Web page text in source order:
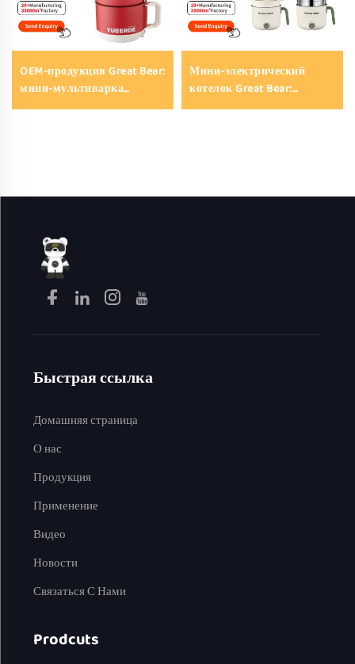
OEM-продукция Great Bear:
мини-мультиварка
объёмом 1,5 л, компактный
домашнего использования
Мини-электрический
котелок Great Bear:
прочный антипригарный
общежитиях, при поездках
Быстрая ссылка
Домашняя страница
О нас
Продукция
Применение
Видео
Новости
Связаться С Нами
Prodcuts